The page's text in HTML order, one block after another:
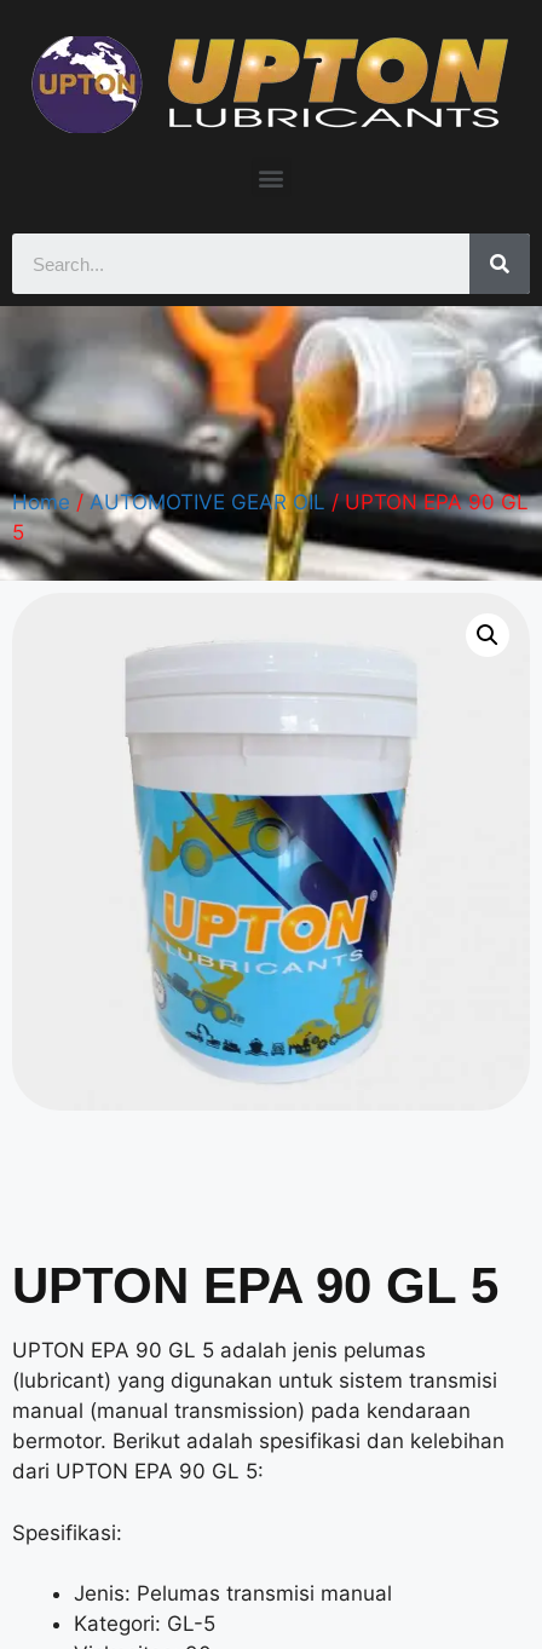
Home / AUTOMOTIVE GEAR OIL / UPTON EPA 90 GL
5
UPTON EPA 90 GL 5
UPTON EPA 90 GL 5 adalah jenis pelumas
(lubricant) yang digunakan untuk sistem transmisi
manual (manual transmission) pada kendaraan
bermotor. Berikut adalah spesifikasi dan kelebihan
dari UPTON EPA 90 GL 5:
Spesifikasi:
Jenis: Pelumas transmisi manual
Kategori: GL-5